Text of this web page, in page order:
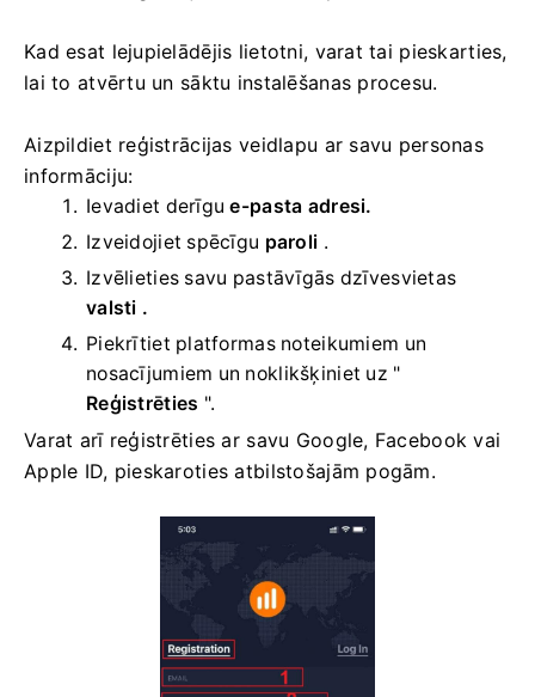
Kad esat lejupielādējis lietotni, varat tai pieskarties,
lai to atvērtu un sāktu instalēšanas procesu.
Aizpildiet reģistrācijas veidlapu ar savu personas
informāciju:
Ievadiet derīgue-pasta adresi.
Izveidojiet spēcīgu paroli .
Izvēlieties savu pastāvīgās dzīvesvietas
valsti .
Piekrītiet platformas noteikumiem un
nosacījumiem un noklikšķiniet uz "
Reģistrēties ".
Varat arī reģistrēties ar savu Google, Facebook vai
Apple ID, pieskaroties atbilstošajām pogām.